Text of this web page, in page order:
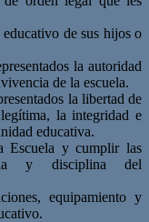
de sus hijos o
la autoridad
de la escuela.
la libertad de
la integridad e
educativa.
Escuela y cumplir las
y disciplina del
equipamiento y